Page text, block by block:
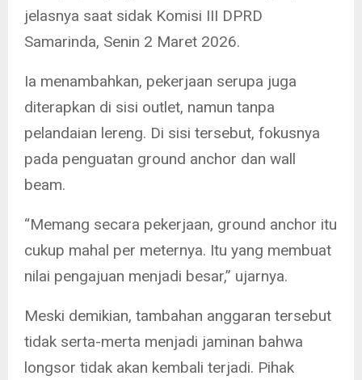
jelasnya saat sidak Komisi III DPRD
Samarinda, Senin 2 Maret 2026.
Ia menambahkan, pekerjaan serupa juga
diterapkan di sisi outlet, namun tanpa
pelandaian lereng. Di sisi tersebut, fokusnya
pada penguatan ground anchor dan wall
beam.
“Memang secara pekerjaan, ground anchor itu
cukup mahal per meternya. Itu yang membuat
nilai pengajuan menjadi besar,” ujarnya.
Meski demikian, tambahan anggaran tersebut
tidak serta-merta menjadi jaminan bahwa
longsor tidak akan kembali terjadi. Pihak